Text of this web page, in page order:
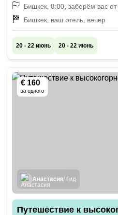
Бишкек, 8:00, заберём вас
Бишкек, ваш отель, вечер
20 - 22 июнь 20 - 22 июнь
€ 160
за одного
Анастасия/ Гид
Путешествие к